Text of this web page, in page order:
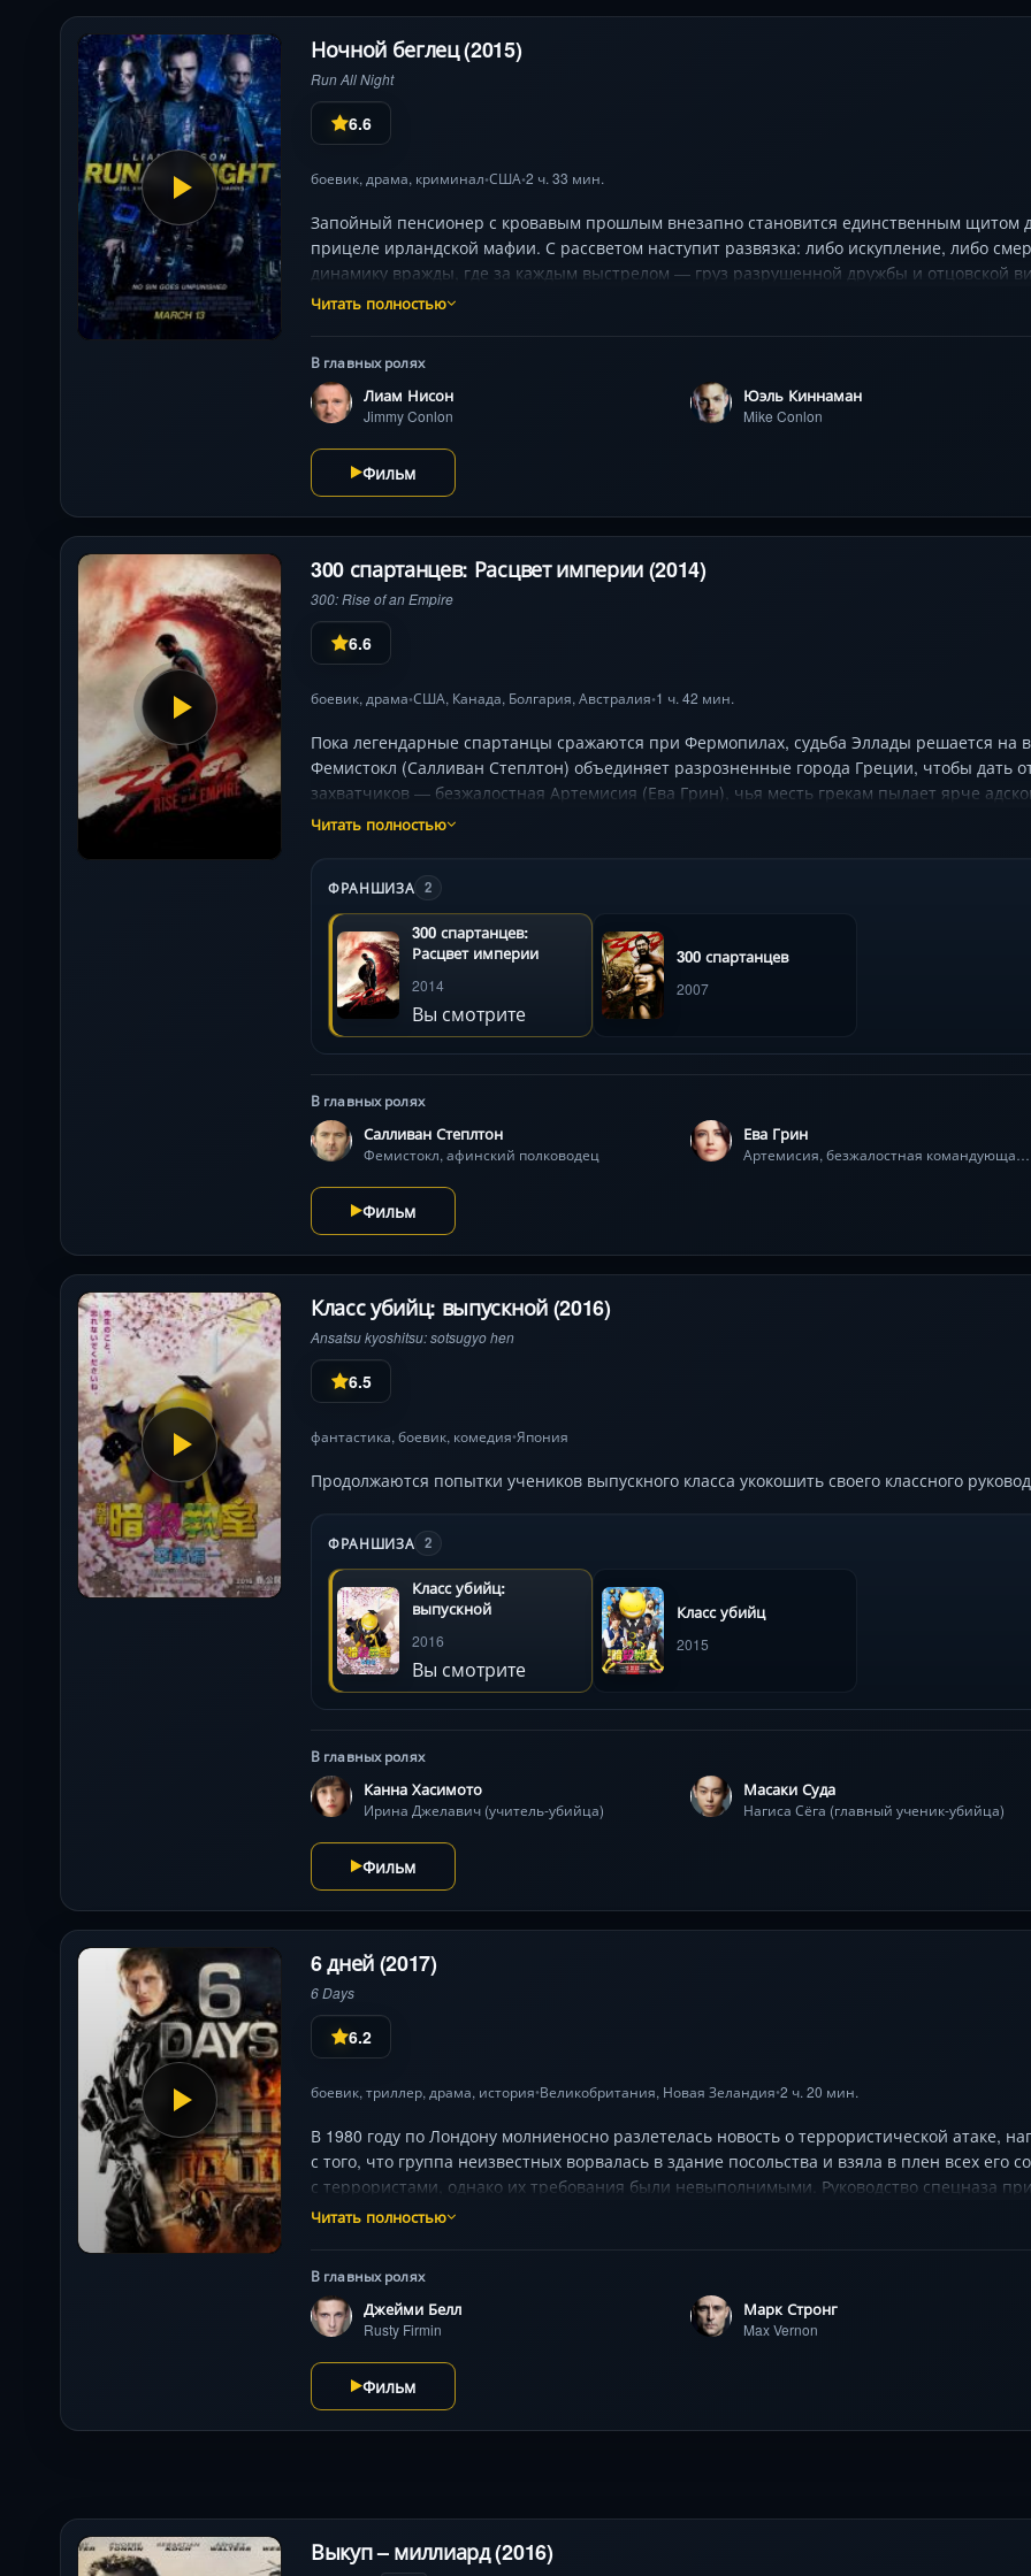
Ночной беглец (2015)
Run All Night
6.6
боевик, драма, криминал•США•2 ч. 33 мин.
Запойный пенсионер с кровавым прошлым внезапно становится единственным щитом
прицеле ирландской мафии. С рассветом наступит развязка: либо искупление, либо
динамику вражды, где за каждым выстрелом — груз разрушенной дружбы и отцовской
атмосферу паранойи через головокружительные погони в метро и огненные
Читать полностью
В главных ролях
Лиам Нисон
Jimmy Conlon
Юэль Киннаман
Mike Conlon
Фильм
300 спартанцев: Расцвет империи (2014)
300: Rise of an Empire
6.6
боевик, драма•США, Канада, Болгария, Австралия•1 ч. 42 мин.
Пока легендарные спартанцы сражаются при Фермопилах, судьба Эллады решается на
Фемистокл (Салливан Степлтон) объединяет разрозненные города Греции, чтобы дать
захватчиков — безжалостная Артемисия (Ева Грин), чья месть грекам пылает ярче
крошат дерево, а кровь смешивается с солёной водой, каждый воин ищет своё
эффектам, безупречной хореографии боёв и истории, где предательство может стать
Читать полностью
ФРАНШИЗА 2
300 спартанцев:
Расцвет империи
2014
Вы смотрите
300 спартанцев
2007
В главных ролях
Салливан Степлтон
Фемистокл, афинский полководец
Ева Грин
Фильм
Класс убийц: выпускной (2016)
Ansatsu kyoshitsu: sotsugyo hen
6.5
фантастика, боевик, комедия•Япония
Продолжаются попытки учеников выпускного класса укокошить своего классного
ФРАНШИЗА 2
Класс убийц:
выпускной
2016
Вы смотрите
Класс убийц
2015
В главных ролях
Канна Хасимото
Ирина Джелавич (учитель-убийца)
Масаки Суда
Нагиса Сёга (главный ученик-убийца)
Фильм
6 дней (2017)
6 Days
6.2
боевик, триллер, драма, история•Великобритания, Новая Зеландия•2 ч. 20 мин.
В 1980 году по Лондону молниеносно разлетелась новость о террористической атаке,
с того, что группа неизвестных ворвалась в здание посольства и взяла в плен всех его
с террористами, однако их требования были невыполнимыми. Руководство спецназа
на то, что могли появиться жертвы среди гражданского населения. Ситуация
Читать полностью
В главных ролях
Джейми Белл
Rusty Firmin
Марк Стронг
Max Vernon
Фильм
Выкуп – миллиард (2016)